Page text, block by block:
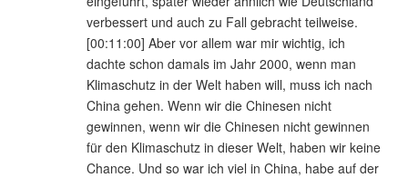
verbessert und auch zu Fall gebracht teilweise.
[00:11:00] Aber vor allem war mir wichtig, ich
dachte schon damals im Jahr 2000, wenn man
Klimaschutz in der Welt haben will, muss ich nach
China gehen. Wenn wir die Chinesen nicht
gewinnen, wenn wir die Chinesen nicht gewinnen
für den Klimaschutz in dieser Welt, haben wir keine
Chance. Und so war ich viel in China, habe auf der